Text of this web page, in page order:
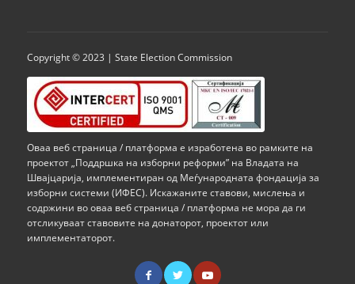
Copyright © 2023 | State Election Commission
Оваа веб страница / платформа е изработена во рамките на
проектот „Поддршка на изборни реформи” на Владата на
Швајцарија, имплементиран од Меѓународната фондација за
изборни системи (ИФЕС). Искажаните ставови, мислења и
содржини во оваа веб страница / платформа не мора да ги
отсликуваат ставовите на донаторот, проектот или
имплементаторот.